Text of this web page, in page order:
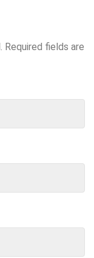
Required fields are